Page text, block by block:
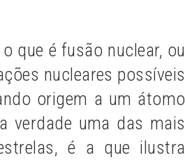
que é fusão nuclear, ou
nucleares possíveis
origem a um átomo
verdade uma das mais
é a que ilustra